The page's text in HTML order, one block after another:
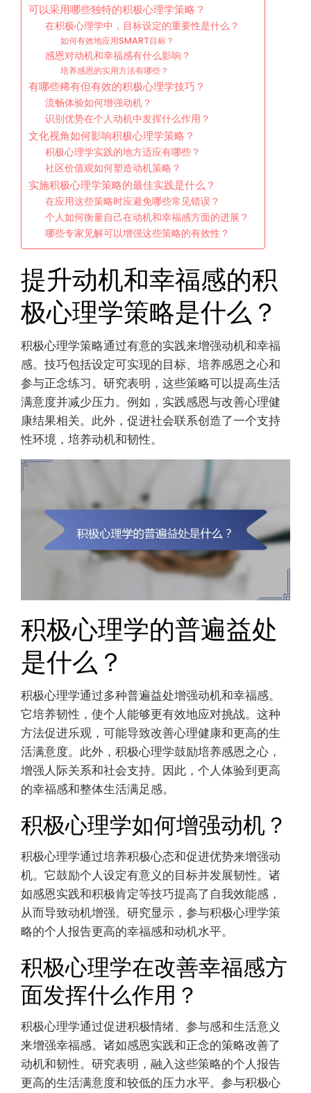
可以采用哪些独特的积极心理学策略？
在积极心理学中，目标设定的重要性是什么？
如何有效地应用SMART目标？
感恩对动机和幸福感有什么影响？
培养感恩的实用方法有哪些？
有哪些稀有但有效的积极心理学技巧？
流畅体验如何增强动机？
识别优势在个人动机中发挥什么作用？
文化视角如何影响积极心理学策略？
积极心理学实践的地方适应有哪些？
社区价值观如何塑造动机策略？
实施积极心理学策略的最佳实践是什么？
在应用这些策略时应避免哪些常见错误？
个人如何衡量自己在动机和幸福感方面的进展？
哪些专家见解可以增强这些策略的有效性？
提升动机和幸福感的积
极心理学策略是什么？
积极心理学策略通过有意的实践来增强动机和幸福
感。技巧包括设定可实现的目标、培养感恩之心和
参与正念练习。研究表明，这些策略可以提高生活
满意度并减少压力。例如，实践感恩与改善心理健
康结果相关。此外，促进社会联系创造了一个支持
性环境，培养动机和韧性。
积极心理学的普遍益处
是什么？
积极心理学通过多种普遍益处增强动机和幸福感。
它培养韧性，使个人能够更有效地应对挑战。这种
方法促进乐观，可能导致改善心理健康和更高的生
活满意度。此外，积极心理学鼓励培养感恩之心，
增强人际关系和社会支持。因此，个人体验到更高
的幸福感和整体生活满足感。
积极心理学如何增强动机？
积极心理学通过培养积极心态和促进优势来增强动
机。它鼓励个人设定有意义的目标并发展韧性。诸
如感恩实践和积极肯定等技巧提高了自我效能感，
从而导致动机增强。研究显示，参与积极心理学策
略的个人报告更高的幸福感和动机水平。
积极心理学在改善幸福感方
面发挥什么作用？
积极心理学通过促进积极情绪、参与感和生活意义
来增强幸福感。诸如感恩实践和正念的策略改善了
动机和韧性。研究表明，融入这些策略的个人报告
更高的生活满意度和较低的压力水平。参与积极心